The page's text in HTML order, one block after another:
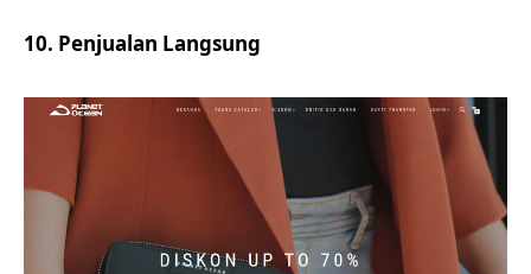
10. Penjualan Langsung